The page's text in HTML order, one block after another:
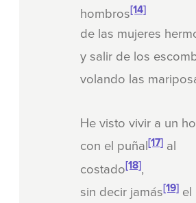
hombros[14]
de las mujeres
y salir de los
volando las
He visto vivir a un
con el puñal[17] al
costado[18],
sin decir jamás[19] el